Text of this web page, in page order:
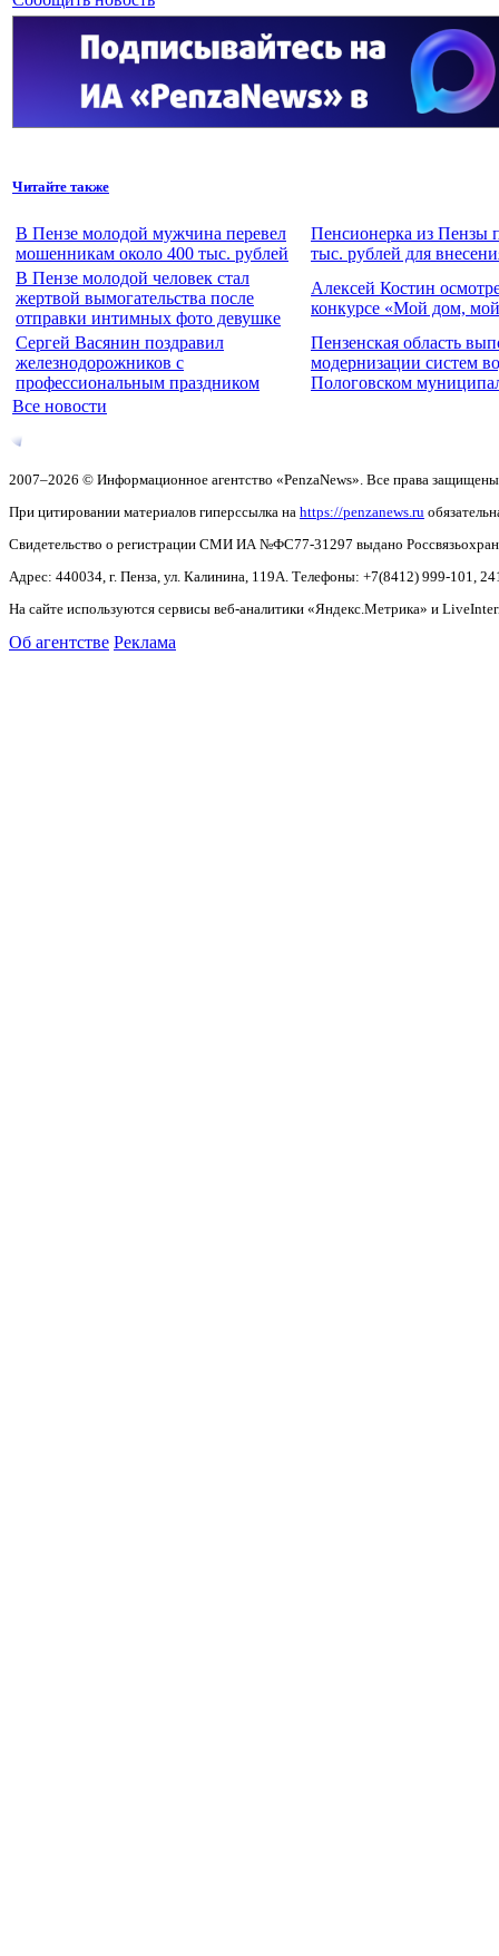
Читайте также
В Пензе молодой мужчина перевел
мошенникам около 400 тыс. рублей
Пенсионерка из Пензы
тыс. рублей для
В Пензе молодой человек стал
жертвой вымогательства после
отправки интимных фото девушке
Алексей Костин
конкурсе «Мой дом,
Сергей Васянин поздравил
железнодорожников с
профессиональным праздником
Пензенская область
модернизации систем
Пологовском
Все новости
2007–2026 © Информационное агентство «PenzaNews». Все права
При цитировании материалов гиперссылка на https://penzanews.ru
Свидетельство о регистрации СМИ ИА №ФС77-31297 выдано
Адрес: 440034, г. Пенза, ул. Калинина, 119А. Телефоны: +7(8412) 999-101,
На сайте используются сервисы веб-аналитики «Яндекс.Метрика» и
Об агентстве Реклама